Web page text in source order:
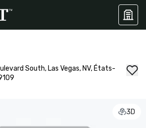
South, Las Vegas, NV, États-
3D